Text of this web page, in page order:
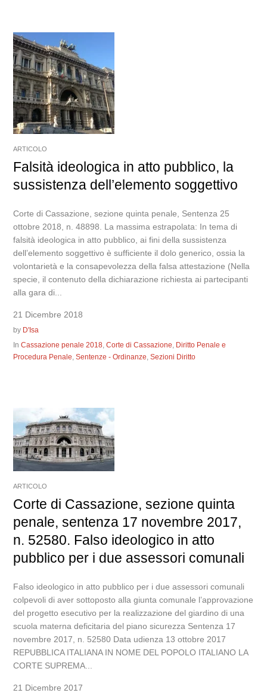
ARTICOLO
Falsità ideologica in atto pubblico, la
sussistenza dell’elemento soggettivo
Corte di Cassazione, sezione quinta penale, Sentenza 25
ottobre 2018, n. 48898. La massima estrapolata: In tema di
falsità ideologica in atto pubblico, ai fini della sussistenza
dell’elemento soggettivo è sufficiente il dolo generico, ossia la
volontarietà e la consapevolezza della falsa attestazione (Nella
specie, il contenuto della dichiarazione richiesta ai partecipanti
alla gara di...
21 Dicembre 2018
by D'Isa
InCassazione penale 2018,Corte di Cassazione, Diritto Penale e
Procedura Penale,Sentenze - Ordinanze,Sezioni Diritto
ARTICOLO
Corte di Cassazione, sezione quinta
penale, sentenza 17 novembre 2017,
n. 52580. Falso ideologico in atto
pubblico per i due assessori comunali
Falso ideologico in atto pubblico per i due assessori comunali
colpevoli di aver sottoposto alla giunta comunale l’approvazione
del progetto esecutivo per la realizzazione del giardino di una
scuola materna deficitaria del piano sicurezza Sentenza 17
novembre 2017, n. 52580 Data udienza 13 ottobre 2017
REPUBBLICA ITALIANA IN NOME DEL POPOLO ITALIANO LA
CORTE SUPREMA...
21 Dicembre 2017